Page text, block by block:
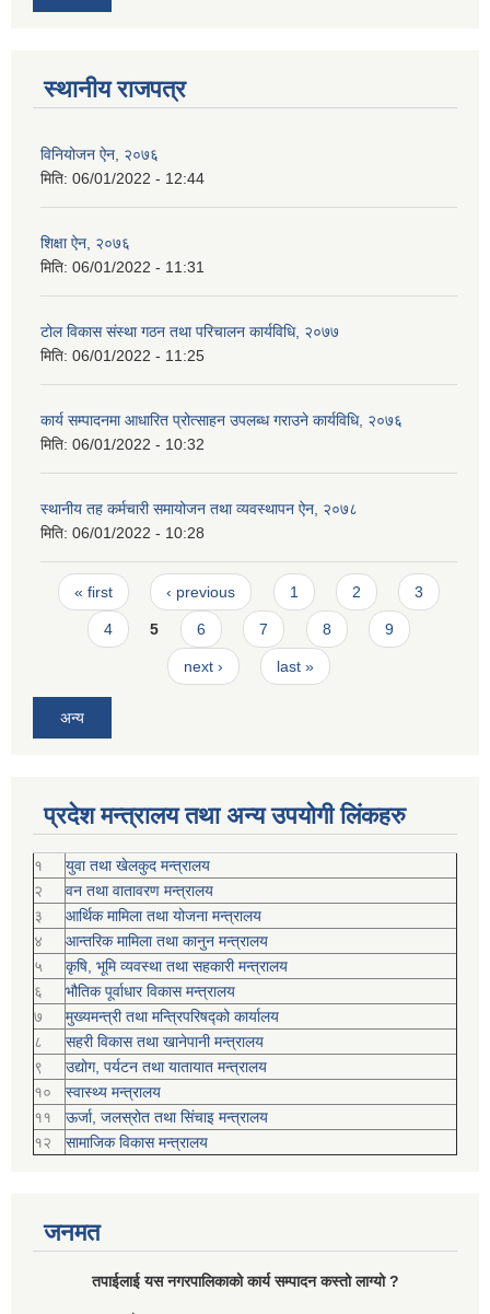
स्थानीय राजपत्र
विनियोजन ऐन, २०७६
मिति: 06/01/2022 - 12:44
शिक्षा ऐन, २०७६
मिति: 06/01/2022 - 11:31
टोल विकास संस्था गठन तथा परिचालन कार्यविधि, २०७७
मिति: 06/01/2022 - 11:25
कार्य सम्पादनमा आधारित प्रोत्साहन उपलब्ध गराउने कार्यविधि, २०७६
मिति: 06/01/2022 - 10:32
स्थानीय तह कर्मचारी समायोजन तथा व्यवस्थापन ऐन, २०७८
मिति: 06/01/2022 - 10:28
Pages
« first ‹ previous 1 2 3
4 5 6 7 8 9
next › last »
अन्य
प्रदेश मन्त्रालय तथा अन्य उपयोगी लिंकहरु
१
युवा तथा खेलकुद मन्त्रालय
२
वन तथा वातावरण मन्त्रालय
३
आर्थिक मामिला तथा योजना मन्त्रालय
४
आन्तरिक मामिला तथा कानुन मन्त्रालय
५
कृषि, भूमि व्यवस्था तथा सहकारी मन्त्रालय
६
भौतिक पूर्वाधार विकास मन्त्रालय
७
मुख्यमन्त्री तथा मन्त्रिपरिषद्को कार्यालय
८
सहरी विकास तथा खानेपानी मन्त्रालय
९
उद्योग, पर्यटन तथा यातायात मन्त्रालय
१०
स्वास्थ्य मन्त्रालय
११
ऊर्जा, जलस्रोत तथा सिंचाइ मन्त्रालय
१२
सामाजिक विकास मन्‍‍त्रालय
जनमत
तपाईलाई यस नगरपालिकाको कार्य सम्पादन कस्तो लाग्यो ?